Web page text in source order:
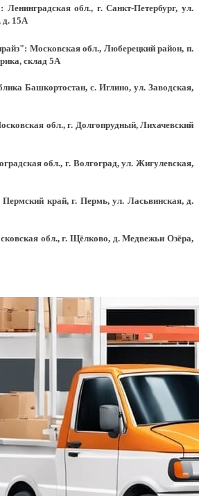
обл., г. Санкт-Петербург, ул.
д. 15А
Московская обл., Люберецкий район, п.
склад 5А
Башкортостан, с. Иглино, ул. Заводская,
обл., г. Долгопрудный, Лихачевский
обл., г. Волгоград, ул. Жигулевская,
край, г. Пермь, ул. Ласьвинская, д.
обл., г. Щёлково, д. Медвежьи Озёра,